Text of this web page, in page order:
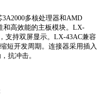
多核处理器和AMD
和高效能的主板模块。LX-
支持双屏显示。LX-43AC兼容
短开发周期。连接器采用插入
抗冲击。